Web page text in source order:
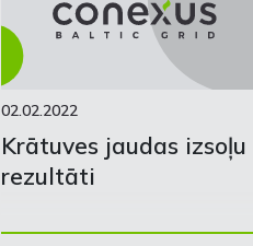
02.02.2022
Krātuves jaudas izsoļu
rezultāti